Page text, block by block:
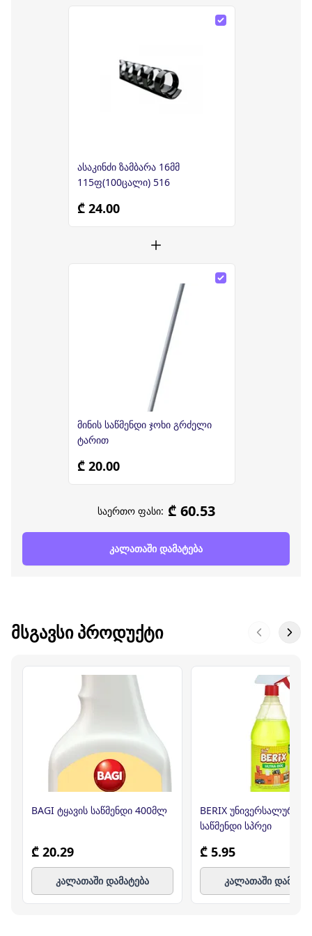
ასაკინძი ზამბარა 16მმ
115ფ(100ცალი) 516
₾ 24.00
მინის საწმენდი ჯოხი გრძელი
ტარით
₾ 20.00
საერთო ფასი: ₾ 60.53
კალათაში დამატება
ᲛᲡᲒᲐᲕᲡᲘ ᲞᲠᲝᲓᲣᲥᲢᲘ
BAGI ტყავის საწმენდი 400მლ
₾ 20.29
კალათაში დამატება
BERIX უნივერსალური
საწმენდი სპრეი
₾ 5.95
კალათაში